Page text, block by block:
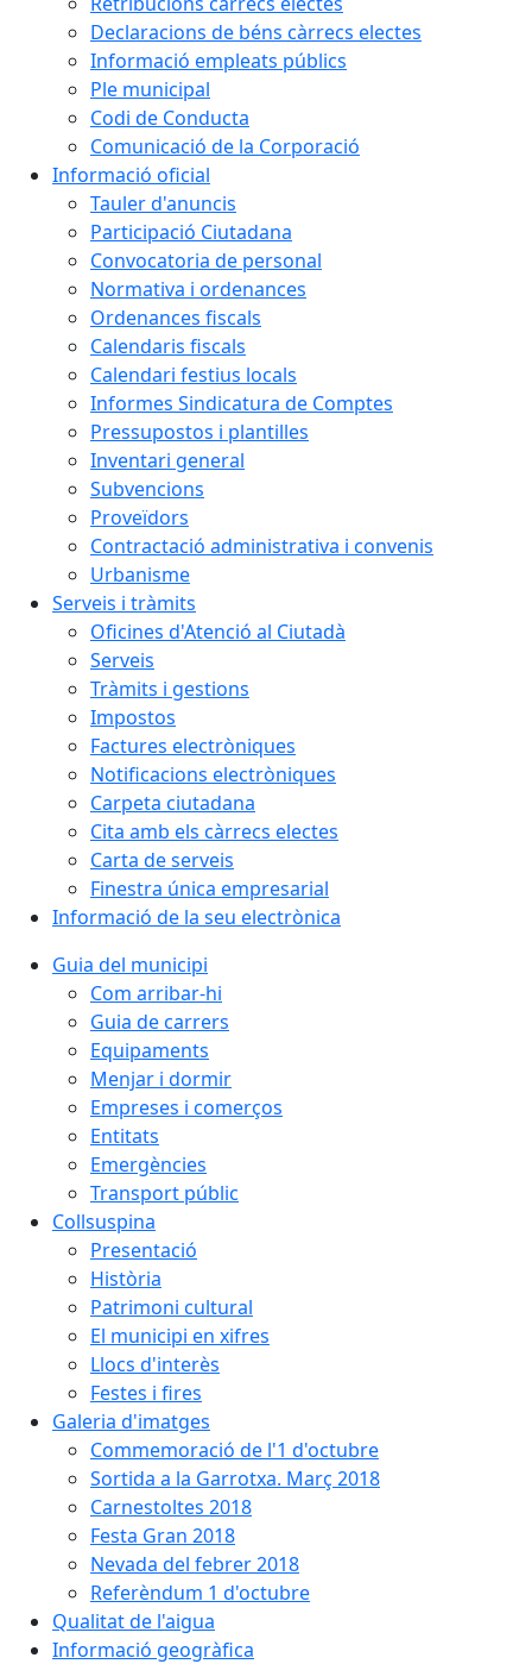
Declaracions de béns càrrecs electes
Informació empleats públics
Ple municipal
Codi de Conducta
Comunicació de la Corporació
Informació oficial
Tauler d'anuncis
Participació Ciutadana
Convocatoria de personal
Normativa i ordenances
Ordenances fiscals
Calendaris fiscals
Calendari festius locals
Informes Sindicatura de Comptes
Pressupostos i plantilles
Inventari general
Subvencions
Proveïdors
Contractació administrativa i convenis
Urbanisme
Serveis i tràmits
Oficines d'Atenció al Ciutadà
Serveis
Tràmits i gestions
Impostos
Factures electròniques
Notificacions electròniques
Carpeta ciutadana
Cita amb els càrrecs electes
Carta de serveis
Finestra única empresarial
Informació de la seu electrònica
Guia del municipi
Com arribar-hi
Guia de carrers
Equipaments
Menjar i dormir
Empreses i comerços
Entitats
Emergències
Transport públic
Collsuspina
Presentació
Història
Patrimoni cultural
El municipi en xifres
Llocs d'interès
Festes i fires
Galeria d'imatges
Commemoració de l'1 d'octubre
Sortida a la Garrotxa. Març 2018
Carnestoltes 2018
Festa Gran 2018
Nevada del febrer 2018
Referèndum 1 d'octubre
Qualitat de l'aigua
Informació geogràfica